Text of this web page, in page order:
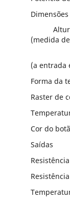
(medida
(a entrada
Forma da
Raster de
Cor do
Saídas